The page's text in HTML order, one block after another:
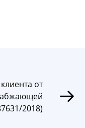
от
2018)